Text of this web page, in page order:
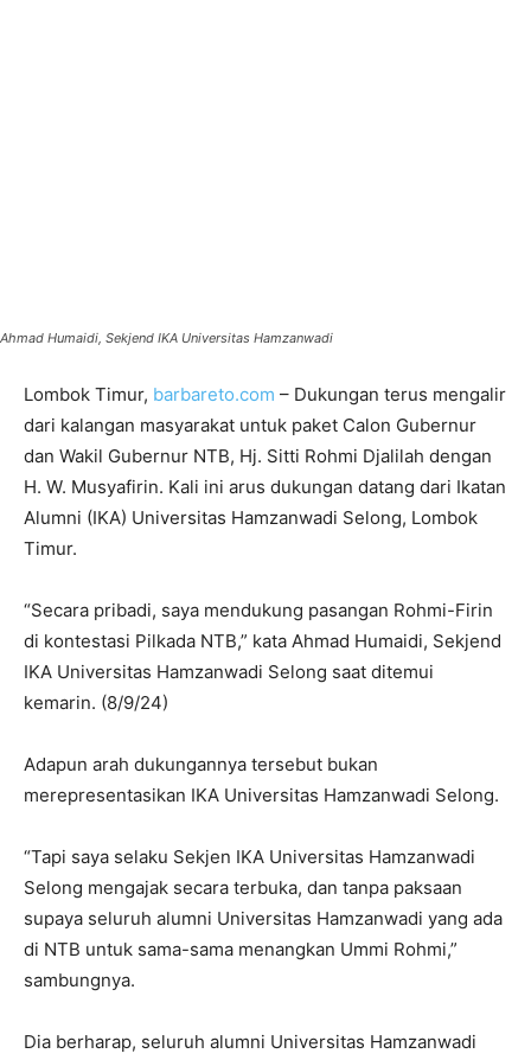
Ahmad Humaidi, Sekjend IKA Universitas Hamzanwadi
Lombok Timur, barbareto.com – Dukungan terus mengalir
dari kalangan masyarakat untuk paket Calon Gubernur
dan Wakil Gubernur NTB, Hj. Sitti Rohmi Djalilah dengan
H. W. Musyafirin. Kali ini arus dukungan datang dari Ikatan
Alumni (IKA) Universitas Hamzanwadi Selong, Lombok
Timur.
“Secara pribadi, saya mendukung pasangan Rohmi-Firin
di kontestasi Pilkada NTB,” kata Ahmad Humaidi, Sekjend
IKA Universitas Hamzanwadi Selong saat ditemui
kemarin. (8/9/24)
Adapun arah dukungannya tersebut bukan
merepresentasikan IKA Universitas Hamzanwadi Selong.
“Tapi saya selaku Sekjen IKA Universitas Hamzanwadi
Selong mengajak secara terbuka, dan tanpa paksaan
supaya seluruh alumni Universitas Hamzanwadi yang ada
di NTB untuk sama-sama menangkan Ummi Rohmi,”
sambungnya.
Dia berharap, seluruh alumni Universitas Hamzanwadi